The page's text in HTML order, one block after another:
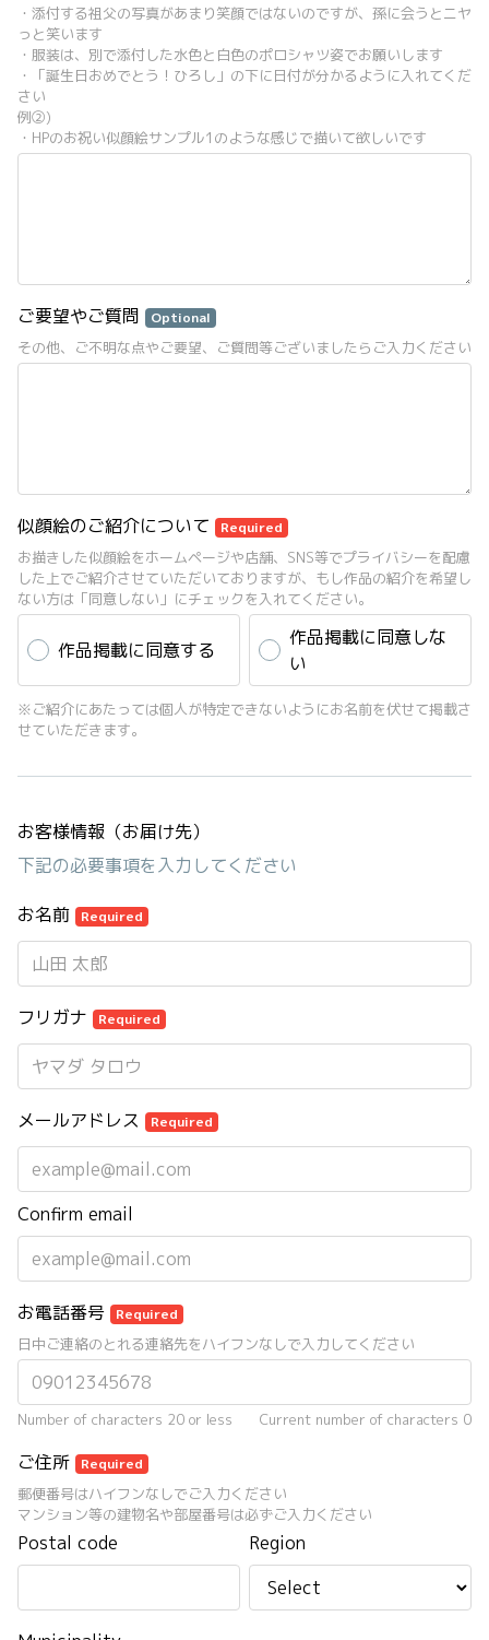
・添付する祖父の写真があまり笑顔ではないのですが、孫に会うとニヤ
っと笑います
・服装は、別で添付した水色と白色のポロシャツ姿でお願いします
・「誕生日おめでとう！ひろし」の下に日付が分かるように入れてくだ
さい
例②)
・HPのお祝い似顔絵サンプル1のような感じで描いて欲しいです
ご要望やご質問 Optional
その他、ご不明な点やご要望、ご質問等ございましたらご入力ください
似顔絵のご紹介について Required
お描きした似顔絵をホームページや店舗、SNS等でプライバシーを配慮
した上でご紹介させていただいておりますが、もし作品の紹介を希望し
ない方は「同意しない」にチェックを入れてください。
作品掲載に同意する
作品掲載に同意しな
い
※ご紹介にあたっては個人が特定できないようにお名前を伏せて掲載さ
せていただきます。
お客様情報（お届け先）
下記の必要事項を入力してください
お名前 Required
フリガナ Required
メールアドレス Required
Confirm email
お電話番号 Required
日中ご連絡のとれる連絡先をハイフンなしで入力してください
Number of characters 20 or less Current number of characters 0
ご住所 Required
郵便番号はハイフンなしでご入力ください
マンション等の建物名や部屋番号は必ずご入力ください
Postal code Region